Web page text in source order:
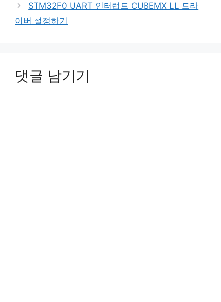
STM32F0 UART 인터럽트 CUBEMX LL 드라
이버 설정하기
댓글 남기기